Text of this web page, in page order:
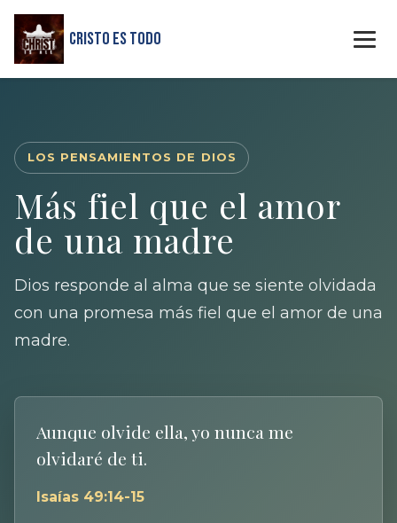
Cristo Es Todo
LOS PENSAMIENTOS DE DIOS
Más fiel que el amor
de una madre
Dios responde al alma que se siente olvidada
con una promesa más fiel que el amor de una
madre.
Aunque olvide ella, yo nunca me
olvidaré de ti.
Isaías 49:14-15